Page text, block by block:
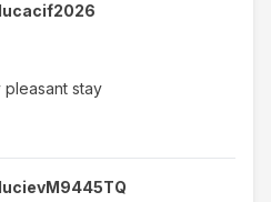
stay